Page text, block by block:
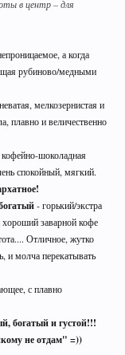
личные
для вас и не
СПАСИБО
Продолжая
cookie.
в центр – для
а когда
рубиново/медными
мелкозернистая и
плавно и величественно
шоколадная
спокойный, мягкий.
- горький/экстра
заварной кофе
Отличное, жутко
и молча перекатывать
с плавно
богатый и густой!!!
не отдам" =))